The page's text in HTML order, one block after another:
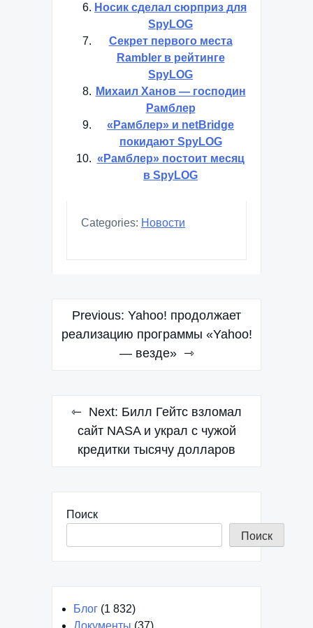
Носик сделал сюрприз для
SpyLOG
Секрет первого места
Rambler в рейтинге
SpyLOG
Михаил Ханов — господин
Рамблер
«Рамблер» и netBridge
покидают SpyLOG
«Рамблер» постоит месяц
в SpyLOG
Categories: Новости
Навигация
по
записям
Previous: Yahoo! продолжает
реализацию программы «Yahoo!
— везде»
Next: Билл Гейтс взломал
сайт NASA и украл с чужой
кредитки тысячу долларов
Поиск
Поиск
Блог (1 832)
Документы (37)